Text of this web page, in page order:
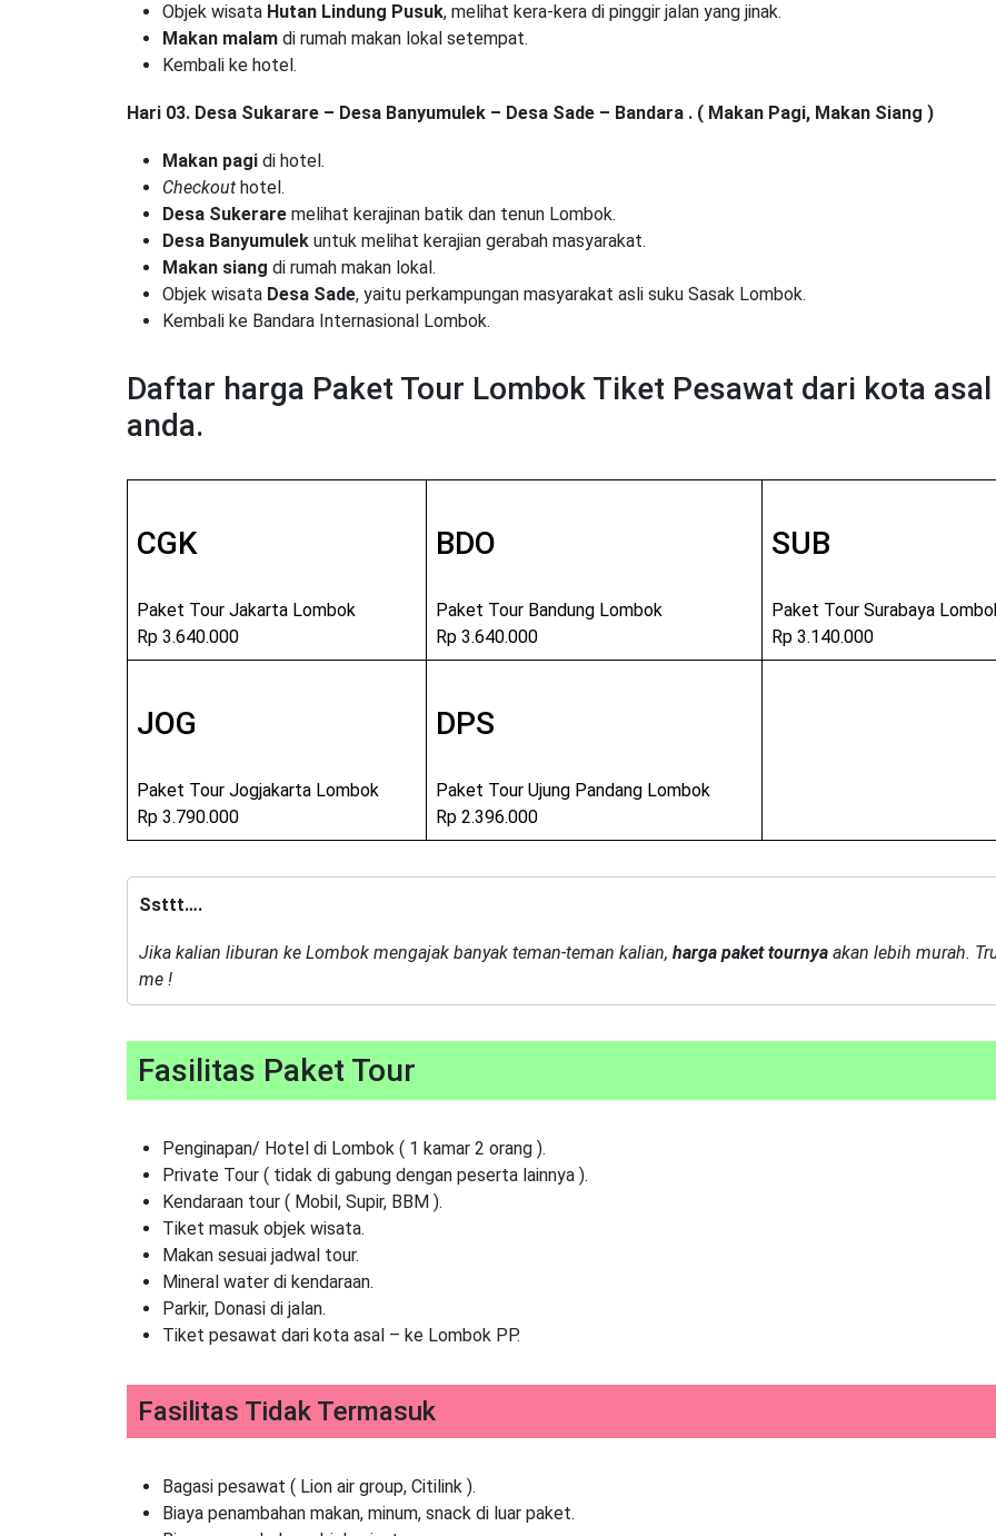
Objek wisata Hutan Lindung Pusuk, melihat kera-kera di pinggir jalan yang jinak.
Makan malam di rumah makan lokal setempat.
Kembali ke hotel.
Hari 03. Desa Sukarare – Desa Banyumulek – Desa Sade – Bandara . ( Makan Pagi, Makan Siang )
Makan pagi di hotel.
Checkout hotel.
Desa Sukerare melihat kerajinan batik dan tenun Lombok.
Desa Banyumulek untuk melihat kerajian gerabah masyarakat.
Makan siang di rumah makan lokal.
Objek wisata Desa Sade, yaitu perkampungan masyarakat asli suku Sasak Lombok.
Kembali ke Bandara Internasional Lombok.
Daftar harga Paket Tour Lombok Tiket Pesawat dari kota asal
anda.
CGK
Paket Tour Jakarta Lombok
Rp 3.640.000
BDO
Paket Tour Bandung Lombok
Rp 3.640.000
SUB
Paket Tour Surabaya
Rp 3.140.000
JOG
Paket Tour Jogjakarta Lombok
Rp 3.790.000
DPS
Paket Tour Ujung Pandang Lombok
Rp 2.396.000
Ssttt….
Jika kalian liburan ke Lombok mengajak banyak teman-teman kalian, harga paket tournya akan lebih murah.
me !
Fasilitas Paket Tour
Penginapan/ Hotel di Lombok ( 1 kamar 2 orang ).
Private Tour ( tidak di gabung dengan peserta lainnya ).
Kendaraan tour ( Mobil, Supir, BBM ).
Tiket masuk objek wisata.
Makan sesuai jadwal tour.
Mineral water di kendaraan.
Parkir, Donasi di jalan.
Tiket pesawat dari kota asal – ke Lombok PP.
Fasilitas Tidak Termasuk
Bagasi pesawat ( Lion air group, Citilink ).
Biaya penambahan makan, minum, snack di luar paket.